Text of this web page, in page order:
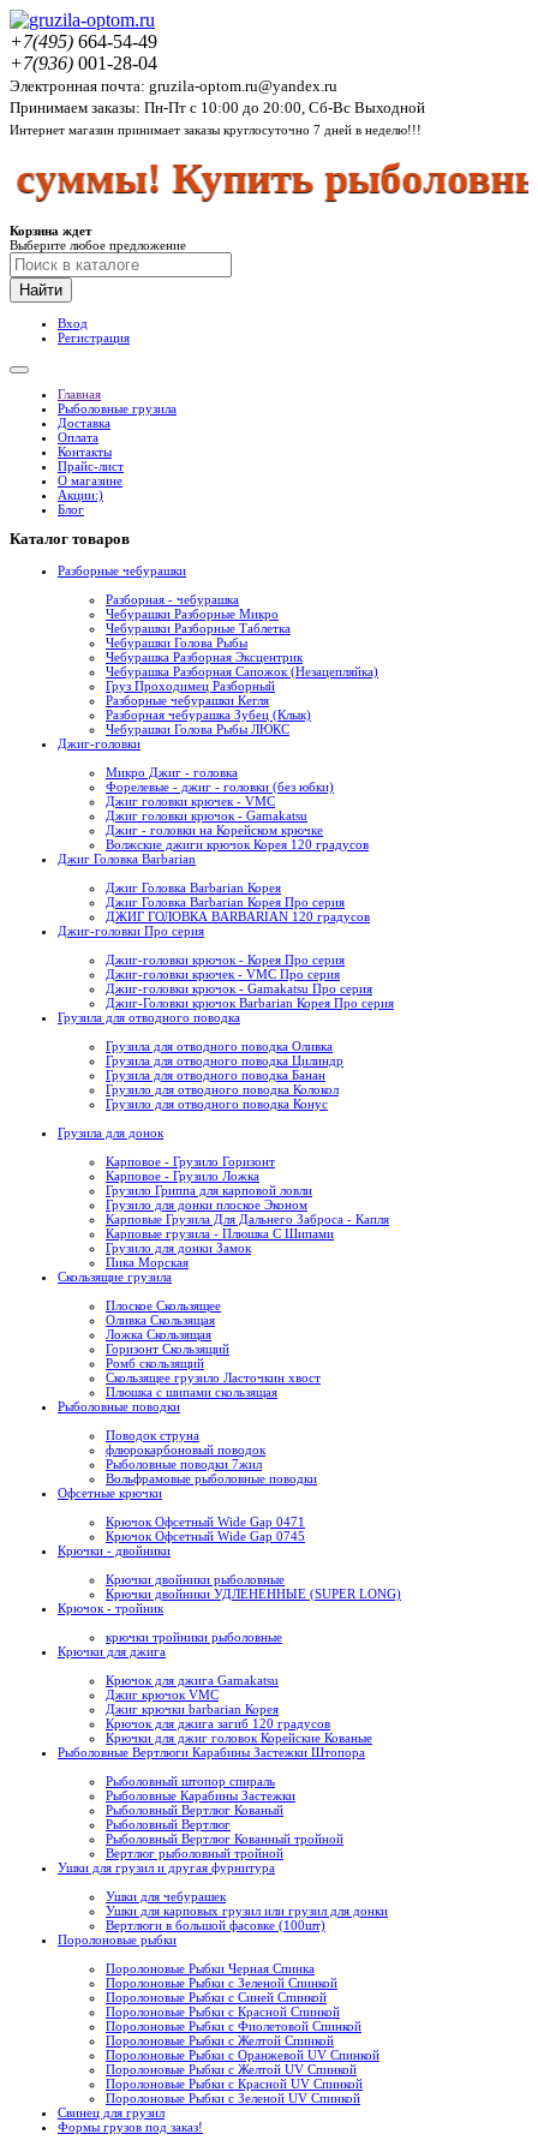
+7(495) 664-54-49
+7(936) 001-28-04
Электронная почта: gruzila-optom.ru@yandex.ru
Принимаем заказы: Пн-Пт с 10:00 до 20:00, Сб-Вс Выходной
Интернет магазин принимает заказы круглосуточно 7 дней в неделю!!!
Купить
Корзина ждет
Выберите любое предложение
Найти
Вход
Регистрация
Главная
Рыболовные грузила
Доставка
Оплата
Контакты
Прайс-лист
О магазине
Акции:)
Блог
Каталог товаров
Разборные чебурашки
Разборная - чебурашка
Чебурашки Разборные Микро
Чебурашки Разборные Таблетка
Чебурашки Голова Рыбы
Чебурашка Разборная Эксцентрик
Чебурашка Разборная Сапожок (Незацепляйка)
Груз Проходимец Разборный
Разборные чебурашки Кегля
Разборная чебурашка Зубец (Клык)
Чебурашки Голова Рыбы ЛЮКС
Джиг-головки
Микро Джиг - головка
Форелевые - джиг - головки (без юбки)
Джиг головки крючек - VMC
Джиг головки крючок - Gamakatsu
Джиг - головки на Корейском крючке
Волжские джиги крючок Корея 120 градусов
Джиг Головка Barbarian
Джиг Головка Barbarian Корея
Джиг Головка Barbarian Корея Про серия
ДЖИГ ГОЛОВКА BARBARIAN 120 градусов
Джиг-головки Про серия
Джиг-головки крючок - Корея Про серия
Джиг-головки крючек - VMC Про серия
Джиг-головки крючок - Gamakatsu Про серия
Джиг-Головки крючок Barbarian Корея Про серия
Грузила для отводного поводка
Грузила для отводного поводка Оливка
Грузила для отводного поводка Цилиндр
Грузила для отводного поводка Банан
Грузило для отводного поводка Колокол
Грузило для отводного поводка Конус
Грузила для донок
Карповое - Грузило Горизонт
Карповое - Грузило Ложка
Грузило Гриппа для карповой ловли
Грузило для донки плоское Эконом
Карповые Грузила Для Дальнего Заброса - Капля
Карповые грузила - Плюшка С Шипами
Грузило для донки Замок
Пика Морская
Скользящие грузила
Плоское Скользящее
Оливка Скользящая
Ложка Скользящая
Горизонт Скользящий
Ромб скользящий
Скользящее грузило Ласточкин хвост
Плюшка с шипами скользящая
Рыболовные поводки
Поводок струна
флюрокарбоновый поводок
Рыболовные поводки 7жил
Вольфрамовые рыболовные поводки
Офсетные крючки
Крючок Офсетный Wide Gap 0471
Крючок Офсетный Wide Gap 0745
Крючки - двойники
Крючки двойники рыболовные
Крючки двойники УДЛЕНЕННЫЕ (SUPER LONG)
Крючок - тройник
крючки тройники рыболовные
Крючки для джига
Крючок для джига Gamakatsu
Джиг крючок VMC
Джиг крючки barbarian Корея
Крючок для джига загиб 120 градусов
Крючки для джиг головок Корейские Кованые
Рыболовные Вертлюги Карабины Застежки Штопора
Рыболовный штопор спираль
Рыболовные Карабины Застежки
Рыболовный Вертлюг Кованый
Рыболовный Вертлюг
Рыболовный Вертлюг Кованный тройной
Вертлюг рыболовный тройной
Ушки для грузил и другая фурнитура
Ушки для чебурашек
Ушки для карповых грузил или грузил для донки
Вертлюги в большой фасовке (100шт)
Поролоновые рыбки
Поролоновые Рыбки Черная Спинка
Поролоновые Рыбки с Зеленой Спинкой
Поролоновые Рыбки с Синей Спинкой
Поролоновые Рыбки с Красной Спинкой
Поролоновые Рыбки с Фиолетовой Спинкой
Поролоновые Рыбки с Желтой Спинкой
Поролоновые Рыбки с Оранжевой UV Спинкой
Поролоновые Рыбки с Желтой UV Спинкой
Поролоновые Рыбки с Красной UV Спинкой
Поролоновые Рыбки с Зеленой UV Спинкой
Свинец для грузил
Формы грузов под заказ!